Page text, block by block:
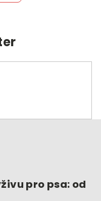
pro psa: od